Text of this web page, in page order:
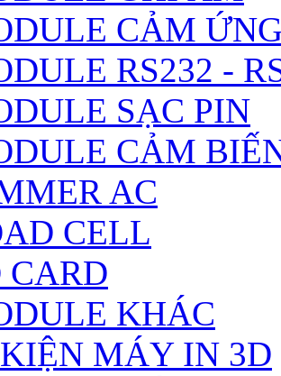
CẢM
RS232 -
SẠC PIN
CẢM
AC
CELL
CARD
KHÁC
MÁY IN 3D